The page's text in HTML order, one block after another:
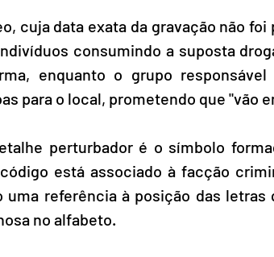
cuja data exata da gravação não
consumindo a suposta
enquanto o grupo
para o local, prometendo que "vão
perturbador é o símbolo
está associado à facção
uma referência à posição das
no alfabeto.